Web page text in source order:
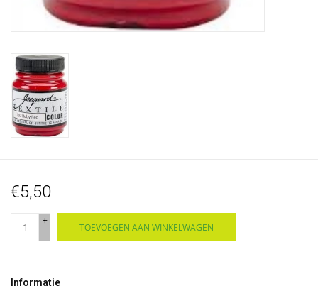
€5,50
+
-
TOEVOEGEN AAN WINKELWAGEN
Informatie